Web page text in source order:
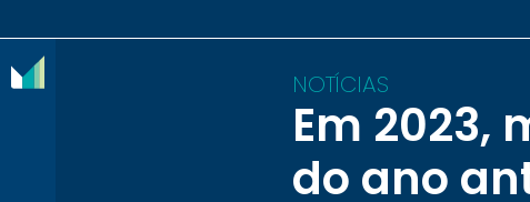
NOTÍCIAS
Em 2023,
do ano